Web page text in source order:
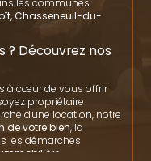
les communes
Chasseneuil-du-
? Découvrez nos
à cœur de vous offrir
propriétaire
d'une location, notre
de votre bien, la
les démarches